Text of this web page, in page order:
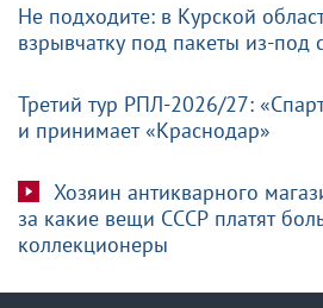
Не подходите: в Курской
взрывчатку под пакеты из-под
Третий тур РПЛ-2026/27:
и принимает «Краснодар»
Хозяин антикварного
за какие вещи СССР платят
коллекционеры